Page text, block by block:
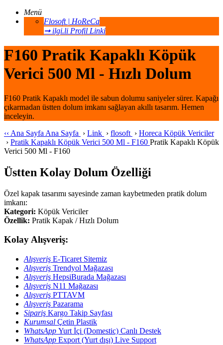
Menü
Flosoft | HoReCa
➞ ilgi.li Profil Linki
F160 Pratik Kapaklı Köpük
Verici 500 Ml - Hızlı Dolum
F160 Pratik Kapaklı model ile sabun dolumu saniyeler sürer. Kapağı
çıkarmadan üstten dolum imkanı sağlayan akıllı tasarım. Hemen
inceleyin.
‹‹ Ana Sayfa Ana Sayfa › Link › flosoft › Horeca Köpük Vericiler
› Pratik Kapaklı Köpük Verici 500 Ml - F160 Pratik Kapaklı Köpük
Verici 500 Ml - F160
Üstten Kolay Dolum Özelliği
Özel kapak tasarımı sayesinde zaman kaybetmeden pratik dolum
imkanı:
Kategori: Köpük Vericiler
Özellik: Pratik Kapak / Hızlı Dolum
Kolay Alışveriş:
Alışveriş E-Ticaret Sitemiz
Alışveriş Trendyol Mağazası
Alışveriş HepsiBurada Mağazası
Alışveriş N11 Mağazası
Alışveriş PTTAVM
Alışveriş Pazarama
Sipariş Kargo Takip Sayfası
Kurumsal Çetin Plastik
WhatsApp Yurt İçi (Domestic) Canlı Destek
WhatsApp Export (Yurt dışı) Live Support